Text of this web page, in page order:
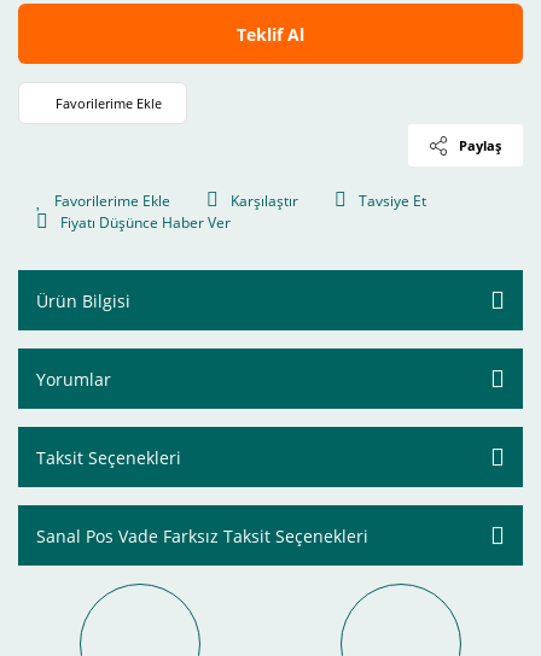
Teklif Al
Paylaş
Karşılaştır
Tavsiye Et
Fiyatı Düşünce Haber Ver
Ürün Bilgisi
Yorumlar
Taksit Seçenekleri
Sanal Pos Vade Farksız Taksit Seçenekleri